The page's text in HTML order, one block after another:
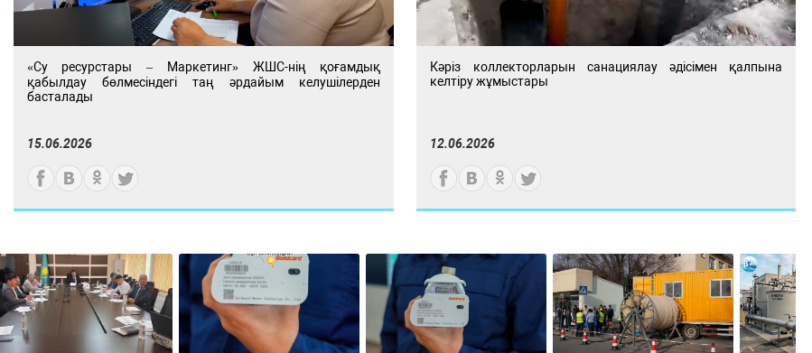
«Су ресурстары – Маркетинг» ЖШС-нің қоғамдық
қабылдау бөлмесіндегі таң әрдайым келушілерден
басталады
15.06.2026
Кәріз коллекторларын санациялау әдісімен қалпына
келтіру жұмыстары
12.06.2026